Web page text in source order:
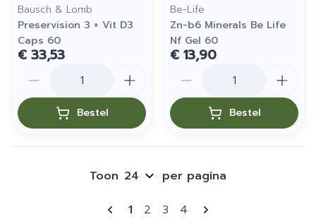
Bausch & Lomb
Preservision 3 + Vit D3
Caps 60
€ 33,53
Bestel
Be-Life
Zn-b6 Minerals Be Life
Nf Gel 60
€ 13,90
Bestel
Pagina's
U lees momenteel pagina
1 Pagina
2 Pagina
3 Pagina
4
Toon per pagina